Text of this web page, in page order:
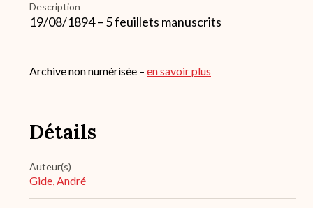
Description
19/08/1894 – 5 feuillets manuscrits
Archive non numérisée – en savoir plus
Détails
Auteur(s)
Gide, André